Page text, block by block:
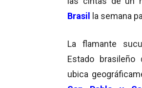
Brasil la semana
La flamante
Estado brasileño
ubica